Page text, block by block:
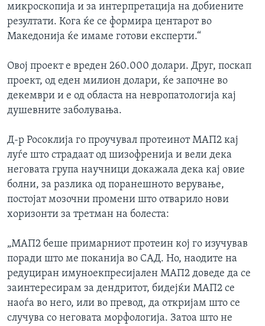
микроскопија и за интерпретација на добиените
резултати. Кога ќе се формира центарот во
Македонија ќе имаме готови експерти.“
Овој проект e вреден 260.000 долари. Друг, поскап
проект, од еден милион долари, ќе започне во
декември и е од областа на невропатологија кај
душевните заболувања.
Д-р Росоклија го проучувал протеинот МАП2 кај
луѓе што страдаат од шизофренија и вели дека
неговата група научници докажала дека кај овие
болни, за разлика од поранешното верување,
постојат мозочни промени што отварило нови
хоризонти за третман на болеста:
„МАП2 беше примарниот протеин кој го изучував
поради што ме поканија во САД. Но, наодите на
редуциран имуноекпресијален МАП2 доведе да се
заинтересирам за дендритот, бидејќи МАП2 се
наоѓа во него, или во превод, да откријам што се
случува со неговата морфологија. Затоа што не